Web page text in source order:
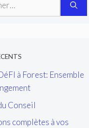
à Forest: Ensemble
Conseil
complètes à vos